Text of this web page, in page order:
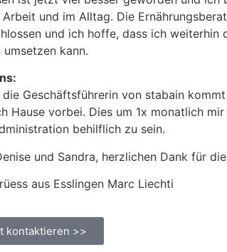
und im Alltag. Die
und ich hoffe, dass ich weiterhin
umsetzen kann.
die Geschäftsführerin von stabain
Hause vorbei. Dies um 1x monatlich
behilflich zu sein.
und Sandra, herzlichen Dank für
aus Esslingen Marc Liechti
kontaktieren >>